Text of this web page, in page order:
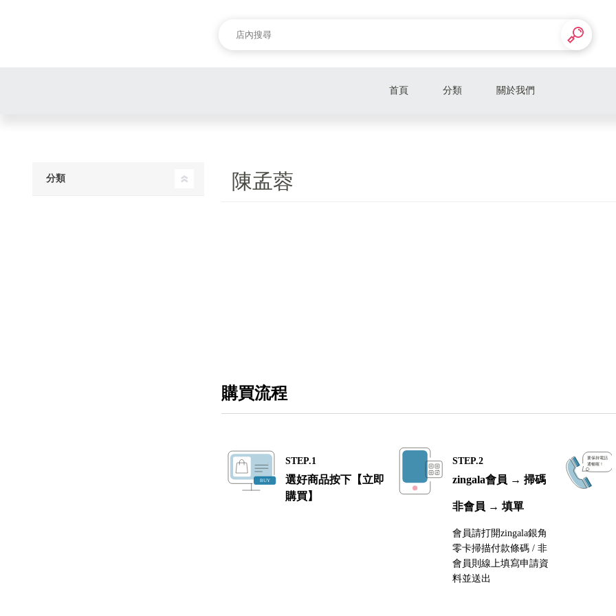
首頁 分類 關於我們
陳孟蓉
購買流程
STEP.1
選好商品按下【立即
購買】
STEP.2
zingala會員 → 掃碼
非會員 → 填單
會員請打開zingala銀角
零卡掃描付款條碼 / 非
會員則線上填寫申請資
料並送出
分類